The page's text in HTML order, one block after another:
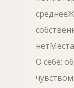
О себе: